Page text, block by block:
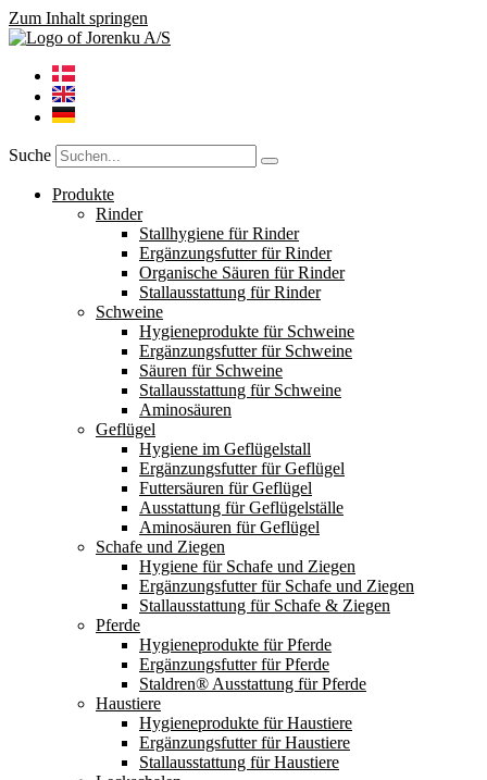
Zum Inhalt springen
Suche
Produkte
Rinder
Stallhygiene für Rinder
Ergänzungsfutter für Rinder
Organische Säuren für Rinder
Stallausstattung für Rinder
Schweine
Hygieneprodukte für Schweine
Ergänzungsfutter für Schweine
Säuren für Schweine
Stallausstattung für Schweine
Aminosäuren
Geflügel
Hygiene im Geflügelstall
Ergänzungsfutter für Geflügel
Futtersäuren für Geflügel
Ausstattung für Geflügelställe
Aminosäuren für Geflügel
Schafe und Ziegen
Hygiene für Schafe und Ziegen
Ergänzungsfutter für Schafe und Ziegen
Stallausstattung für Schafe & Ziegen
Pferde
Hygieneprodukte für Pferde
Ergänzungsfutter für Pferde
Staldren® Ausstattung für Pferde
Haustiere
Hygieneprodukte für Haustiere
Ergänzungsfutter für Haustiere
Stallausstattung für Haustiere